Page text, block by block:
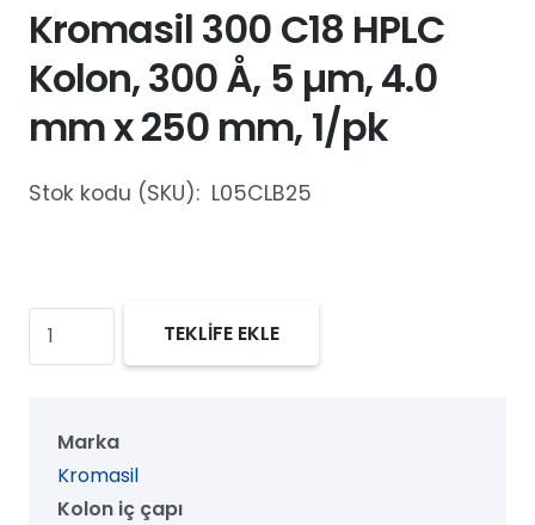
Kromasil 300 C18 HPLC
Kolon, 300 Å, 5 µm, 4.0
mm x 250 mm, 1/pk
Stok kodu (SKU): L05CLB25
Kromasil
300
Kolon,
300
TEKLİFE EKLE
Marka
Kromasil
Kolon iç çapı